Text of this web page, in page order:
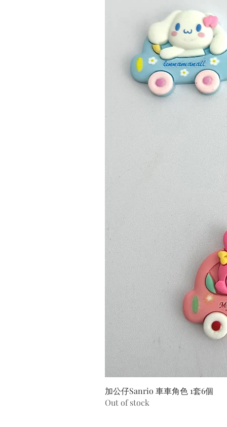
加公仔Sanrio 車車角色 1套6個
Out of stock